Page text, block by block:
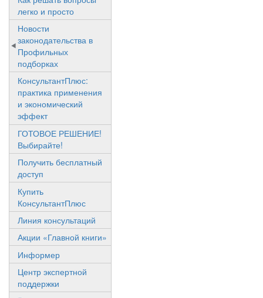
легко и просто
Новости
законодательства в
Профильных
подборках
КонсультантПлюс:
практика применения
и экономический
эффект
ГОТОВОЕ РЕШЕНИЕ!
Выбирайте!
Получить бесплатный
доступ
Купить
КонсультантПлюс
Линия консультаций
Акции «Главной книги»
Информер
Центр экспертной
поддержки